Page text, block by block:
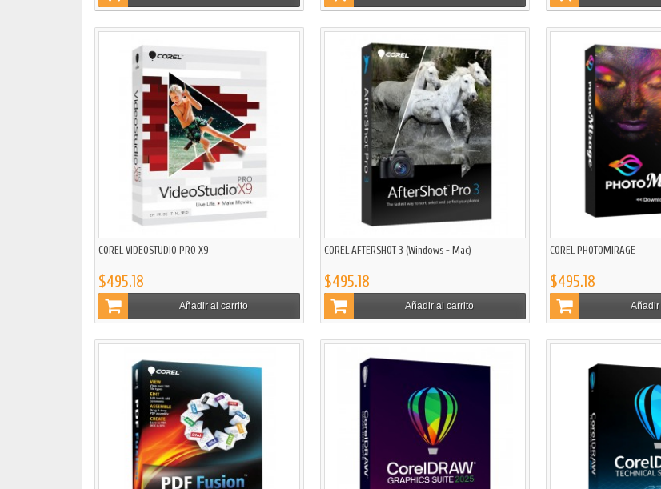
COREL VIDEOSTUDIO PRO X9
$495.18
Añadir al carrito
COREL AFTERSHOT 3 (Windows - Mac)
$495.18
Añadir al carrito
COREL PHOTOMIRAGE
$495.18